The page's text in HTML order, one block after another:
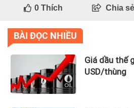
0Thích Chia sẻ
BÀI ĐỌC NHIỀU
Giá dầu thế
USD/thùng